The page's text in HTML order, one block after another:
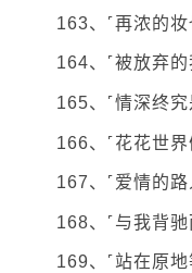
163、˹再浓的妆
164、˹被放弃的
165、˹情深终究
166、˹花花世界
167、˹爱情的路
168、˹与我背驰
169、˹站在原地